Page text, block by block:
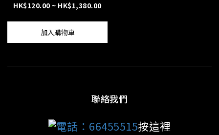
HK$120.00 ~ HK$1,380.00
加入購物車
聯絡我們
電話：66455515按這裡